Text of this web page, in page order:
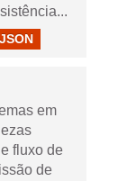
JSON
em
fluxo de
de